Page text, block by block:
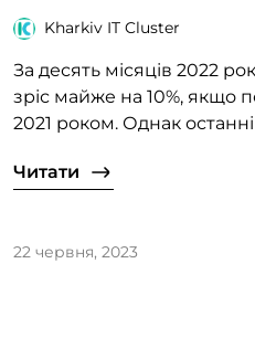
Kharkiv IT Cluster
За десять місяців 2022
зріс майже на 10%, якщо
2021 роком. Однак останні
Читати
22 червня, 2023